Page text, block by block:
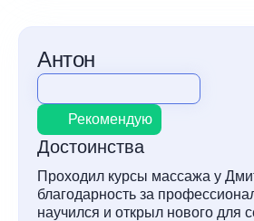
Антон
Рекомендую
Достоинства
Проходил курсы массажа у
благодарность за
научился и открыл нового для